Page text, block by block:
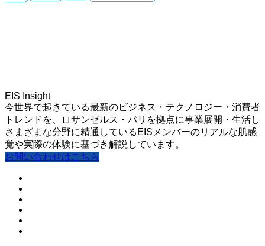
EIS Insight
今世界で起きている最新のビジネス・テクノロジー・消費者
トレンドを、ロサンゼルス・パリを拠点に事業展開・生活し
さまざまな分野に精通しているEISメンバーのリアルな肌感
覚や実際の体験に基づき解説しています。
お問い合わせはこちら